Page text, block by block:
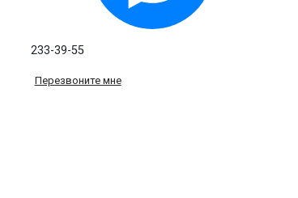
233-39-55
Перезвоните мне